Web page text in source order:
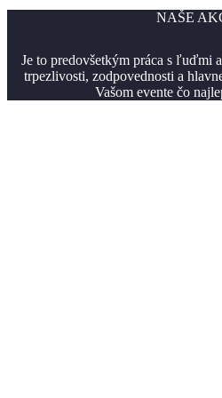
NAŠE
Je to predovšetkým práca s ľuďmi
trpezlivosti, zodpovednosti a
Vašom evente čo